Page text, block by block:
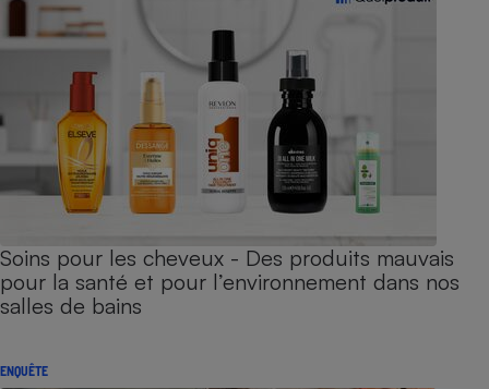
Soins pour les cheveux - Des produits mauvais
pour la santé et pour l’environnement dans nos
salles de bains
ENQUÊTE